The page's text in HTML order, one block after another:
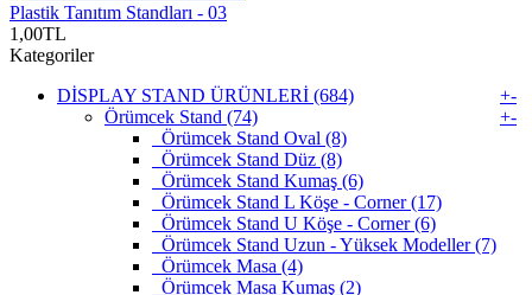
Plastik Tanıtım Standları - 03
1,00TL
Kategoriler
DİSPLAY STAND ÜRÜNLERİ (684)
+-
Örümcek Stand (74)
+-
Örümcek Stand Oval (8)
Örümcek Stand Düz (8)
Örümcek Stand Kumaş (6)
Örümcek Stand L Köşe - Corner (17)
Örümcek Stand U Köşe - Corner (6)
Örümcek Stand Uzun - Yüksek Modeller (7)
Örümcek Masa (4)
Örümcek Masa Kumaş (2)